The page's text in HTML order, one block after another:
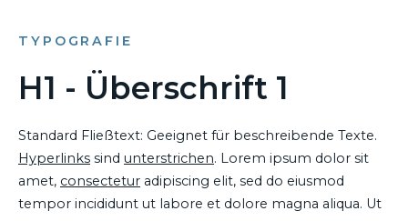
TYPOGRAFIE
H1 - Überschrift 1
Standard Fließtext: Geeignet für beschreibende Texte.
Hyperlinks sind unterstrichen. Lorem ipsum dolor sit
amet, consectetur adipiscing elit, sed do eiusmod
tempor incididunt ut labore et dolore magna aliqua. Ut